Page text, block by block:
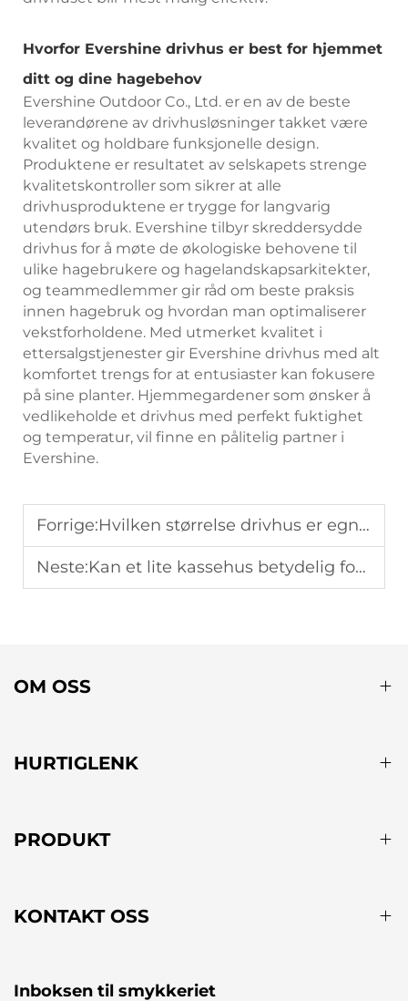
Hvorfor Evershine drivhus er best for hjemmet
ditt og dine hagebehov
Evershine Outdoor Co., Ltd. er en av de beste
leverandørene av drivhusløsninger takket være
kvalitet og holdbare funksjonelle design.
Produktene er resultatet av selskapets strenge
kvalitetskontroller som sikrer at alle
drivhusproduktene er trygge for langvarig
utendørs bruk. Evershine tilbyr skreddersydde
drivhus for å møte de økologiske behovene til
ulike hagebrukere og hagelandskapsarkitekter,
og teammedlemmer gir råd om beste praksis
innen hagebruk og hvordan man optimaliserer
vekstforholdene. Med utmerket kvalitet i
ettersalgstjenester gir Evershine drivhus med alt
komfortet trengs for at entusiaster kan fokusere
på sine planter. Hjemmegardener som ønsker å
vedlikeholde et drivhus med perfekt fuktighet
og temperatur, vil finne en pålitelig partner i
Evershine.
Forrige:Hvilken størrelse drivhus er egnet for en liten bakgård med grønnsker?
Neste:Kan et lite kassehus betydelig forlenge vekstsesongen for planter?
OM OSS
HURTIGLENK
PRODUKT
KONTAKT OSS
Inboksen til smykkeriet